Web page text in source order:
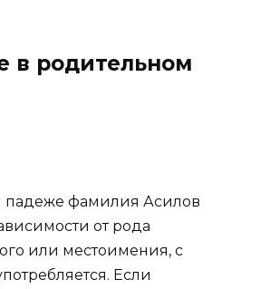
в родительном
падеже фамилия Асилов
от рода
или местоимения, с
Если